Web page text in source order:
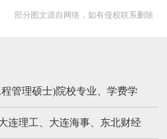
部分图文源自网络，如有侵权联系删除
管理硕士)院校专业、学费学
连理工、大连海事、东北财经